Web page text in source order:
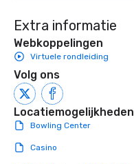
Extra informatie
Webkoppelingen
Virtuele rondleiding
Volg ons
Locatiemogelijkheden
Bowling Center
Casino